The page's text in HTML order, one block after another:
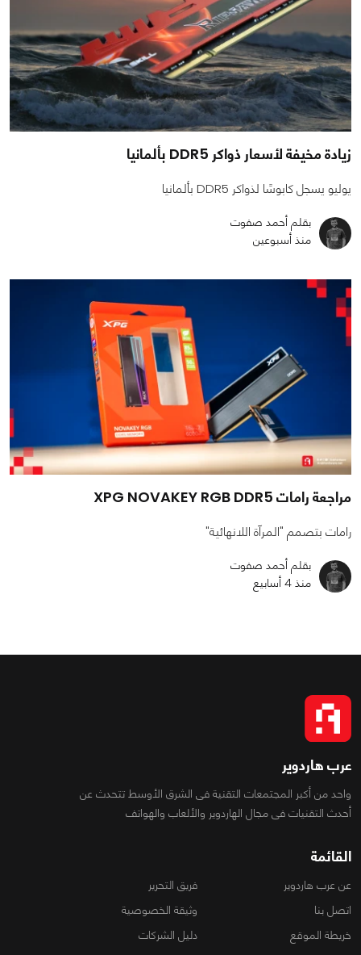
زيادة مخيفة لأسعار ذواكر DDR5 بألمانيا
يوليو يسجل كابوسًا لذواكر DDR5 بألمانيا
بقلم أحمد صفوت
منذ أسبوعين
مراجعة رامات XPG NOVAKEY RGB DDR5
رامات بتصمم "المرآة اللانهائية"
بقلم أحمد صفوت
منذ 4 أسابيع
عرب هاردوير
واحد من أكبر المجتمعات التقنية فى الشرق الأوسط تتحدث عن
أحدث التقنيات فى مجال الهاردوير والألعاب والهواتف
القائمة
عن عرب هاردوير
فريق التحرير
اتصل بنا
وثيقة الخصوصية
خريطة الموقع
دليل الشركات